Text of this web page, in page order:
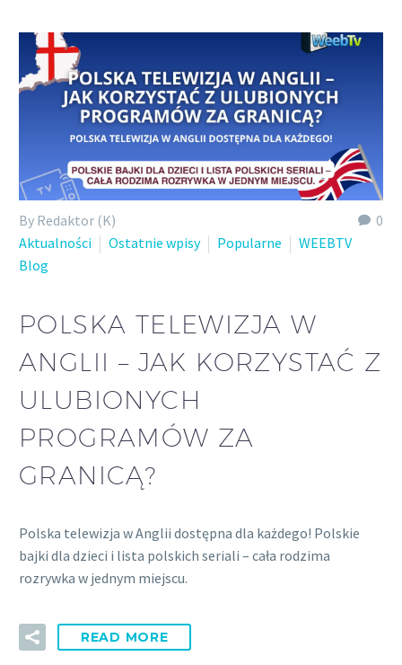
0
By Redaktor (K)
Aktualności
Ostatnie wpisy Popularne
WEEBTV
Blog
POLSKA TELEWIZJA W
ANGLII – JAK KORZYSTAĆ Z
ULUBIONYCH
PROGRAMÓW ZA
GRANICĄ?
Polska telewizja w Anglii dostępna dla każdego! Polskie
bajki dla dzieci i lista polskich seriali – cała rodzima
rozrywka w jednym miejscu.
READ MORE